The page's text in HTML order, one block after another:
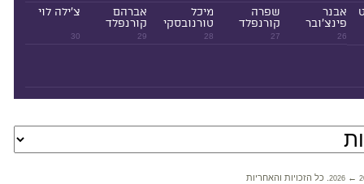
26
אבנר
פינצ'ובר
27
שפרה
קורנפלד
28
מיכל
טורנובסקי
29
אברהם
קורנפלד
30
צ'ילה לוי
2026 ←
. כל הזכויות והאחריות